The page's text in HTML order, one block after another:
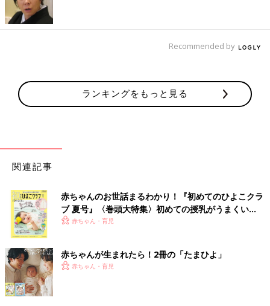
Recommended by
ランキングをもっと見る
関連記事
赤ちゃんのお世話まるわかり！『初めてのひよこクラ
ブ 夏号』〈巻頭大特集〉初めての授乳がうまくい
く！ おっぱい・ミルクの基本と夏のトラブル 解決テ
赤ちゃん・育児
赤ちゃんが生まれたら！2冊の「たまひよ」
赤ちゃん・育児